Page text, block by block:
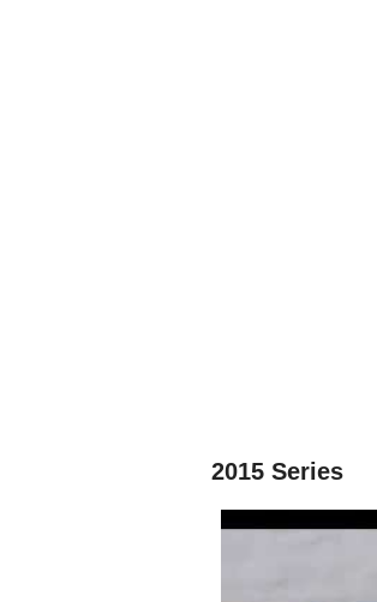
2015 Series